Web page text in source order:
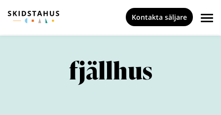
Kontakta säljare
fjällhus